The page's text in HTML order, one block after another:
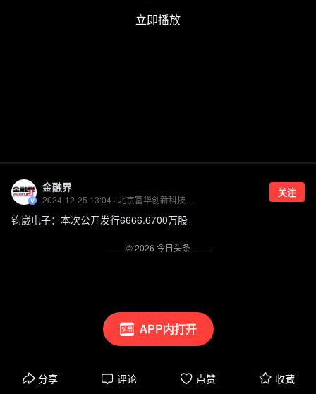
APP内打开
金融界 关注
钧崴电子：本次公开发行6666.6700万股
分享 评论 点赞 收藏
—— ©2026 今日头条——